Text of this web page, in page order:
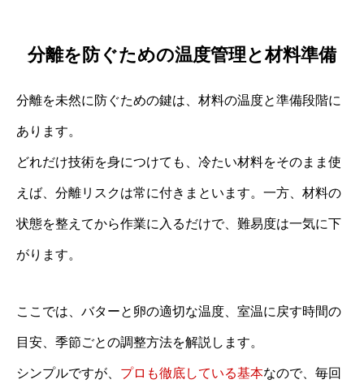
分離を防ぐための温度管理と材料準備
分離を未然に防ぐための鍵は、材料の温度と準備段階に
あります。
どれだけ技術を身につけても、冷たい材料をそのまま使
えば、分離リスクは常に付きまといます。一方、材料の
状態を整えてから作業に入るだけで、難易度は一気に下
がります。
ここでは、バターと卵の適切な温度、室温に戻す時間の
目安、季節ごとの調整方法を解説します。
シンプルですが、 プロも徹底している基本なので、毎回